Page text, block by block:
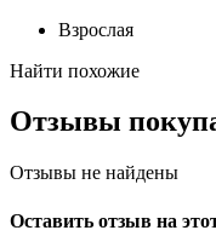
Взрослая
Найти похожие
Отзывы
Отзывы не найдены
Оставить отзыв на